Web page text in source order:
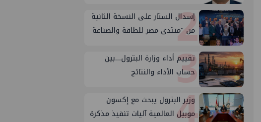
2
إسدال الستار على النسخة الثانية
من "منتدى مصر للطاقة والصناعة
3
تقييم أداء وزارة البترول...بين
حساب الأداء والنتائج
وزير البترول يبحث مع إكسون
موبيل العالمية آليات تنفيذ مذكرة